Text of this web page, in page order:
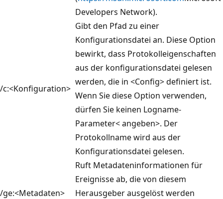
Developers Network).
/c:<Konfiguration>
Gibt den Pfad zu einer
Konfigurationsdatei an. Diese Option
bewirkt, dass Protokolleigenschaften
aus der konfigurationsdatei gelesen
werden, die in <Config> definiert ist.
Wenn Sie diese Option verwenden,
dürfen Sie keinen Logname-
Parameter< angeben>. Der
Protokollname wird aus der
Konfigurationsdatei gelesen.
/ge:<Metadaten>
Ruft Metadateninformationen für
Ereignisse ab, die von diesem
Herausgeber ausgelöst werden